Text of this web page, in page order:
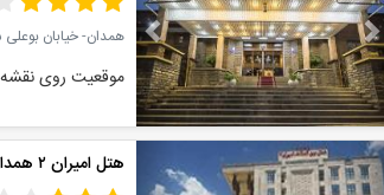
همدان- خیابان
موقعیت روی نقشه
Previous Next هتل امیران ۲ همدان